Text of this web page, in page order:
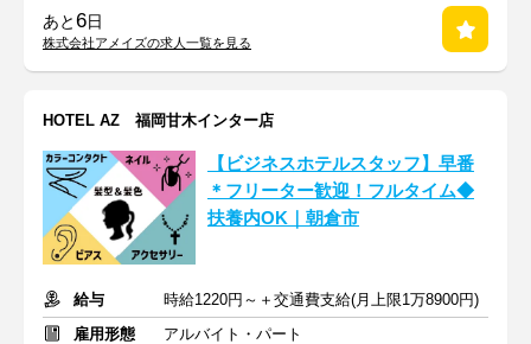
あと6日
株式会社アメイズの求人一覧を見る
HOTEL AZ 福岡甘木インター店
【ビジネスホテルスタッフ】早番
＊フリーター歓迎！フルタイム◆
扶養内OK｜朝倉市
給与
時給1220円～＋交通費支給(月上限1万8900円)
雇用形態
アルバイト・パート